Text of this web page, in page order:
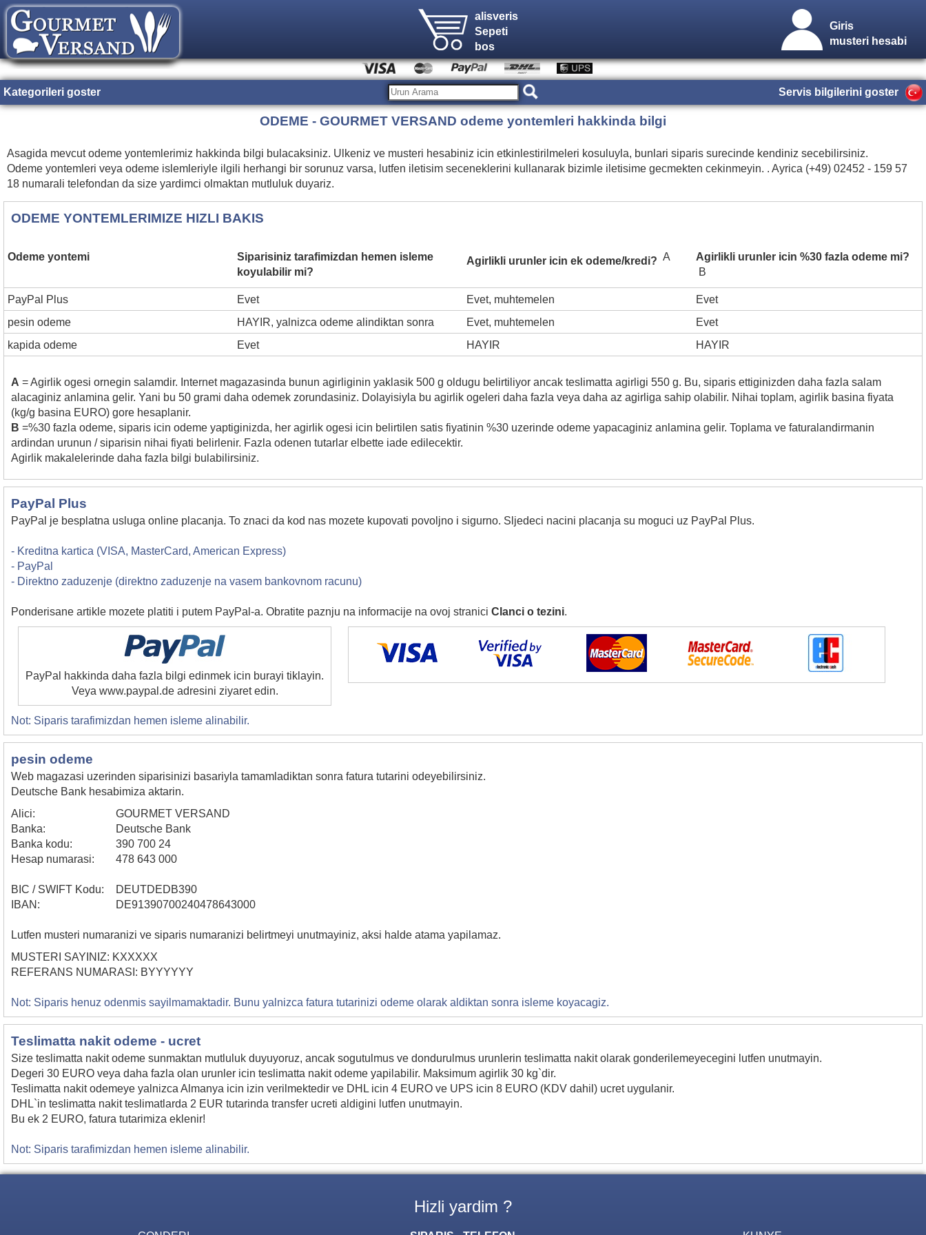
alisveris
Sepeti
bos
Giris
musteri hesabi
Kategorileri goster Servis bilgilerini goster
ODEME - GOURMET VERSAND odeme yontemleri hakkinda bilgi
Asagida mevcut odeme yontemlerimiz hakkinda bilgi bulacaksiniz. Ulkeniz ve musteri hesabiniz icin etkinlestirilmeleri kosuluyla, bunlari siparis surecinde kendiniz secebilirsiniz.
Odeme yontemleri veya odeme islemleriyle ilgili herhangi bir sorunuz varsa, lutfen iletisim seceneklerini kullanarak bizimle iletisime gecmekten cekinmeyin. . Ayrica (+49) 02452 - 159 57
18 numarali telefondan da size yardimci olmaktan mutluluk duyariz.
ODEME YONTEMLERIMIZE HIZLI BAKIS
Odeme yontemi
Siparisiniz tarafimizdan hemen isleme
koyulabilir mi?
Agirlikli urunler icin ek odeme/kredi?A
Agirlikli urunler icin %30 fazla odeme mi?
B
PayPal Plus Evet Evet, muhtemelen
Evet
pesin odeme
HAYIR, yalnizca odeme alindiktan sonra Evet, muhtemelen
Evet
kapida odeme
Evet HAYIR HAYIR
A = Agirlik ogesi ornegin salamdir. Internet magazasinda bunun agirliginin yaklasik 500 g oldugu belirtiliyor ancak teslimatta agirligi 550 g. Bu, siparis ettiginizden daha fazla salam
alacaginiz anlamina gelir. Yani bu 50 grami daha odemek zorundasiniz. Dolayisiyla bu agirlik ogeleri daha fazla veya daha az agirliga sahip olabilir. Nihai toplam, agirlik basina fiyata
(kg/g basina EURO) gore hesaplanir.
B =%30 fazla odeme, siparis icin odeme yaptiginizda, her agirlik ogesi icin belirtilen satis fiyatinin %30 uzerinde odeme yapacaginiz anlamina gelir. Toplama ve faturalandirmanin
ardindan urunun / siparisin nihai fiyati belirlenir. Fazla odenen tutarlar elbette iade edilecektir.
Agirlik makalelerinde daha fazla bilgi bulabilirsiniz.
PayPal Plus
PayPal je besplatna usluga online placanja. To znaci da kod nas mozete kupovati povoljno i sigurno. Sljedeci nacini placanja su moguci uz PayPal Plus.
- Kreditna kartica (VISA, MasterCard, American Express)
- PayPal
- Direktno zaduzenje (direktno zaduzenje na vasem bankovnom racunu)
Ponderisane artikle mozete platiti i putem PayPal-a. Obratite paznju na informacije na ovoj straniciClanci o tezini.
PayPal hakkinda daha fazla bilgi edinmek icin burayi tiklayin.
Veya www.paypal.de adresini ziyaret edin.
Not: Siparis tarafimizdan hemen isleme alinabilir.
pesin odeme
Web magazasi uzerinden siparisinizi basariyla tamamladiktan sonra fatura tutarini odeyebilirsiniz.
Deutsche Bank hesabimiza aktarin.
Alici:
Banka:
Banka kodu:
Hesap numarasi:
BIC / SWIFT Kodu:
IBAN:
GOURMET VERSAND
Deutsche Bank
390 700 24
478 643 000
DEUTDEDB390
DE91390700240478643000
Lutfen musteri numaranizi ve siparis numaranizi belirtmeyi unutmayiniz, aksi halde atama yapilamaz.
MUSTERI SAYINIZ: KXXXXX
REFERANS NUMARASI: BYYYYYY
Not: Siparis henuz odenmis sayilmamaktadir. Bunu yalnizca fatura tutarinizi odeme olarak aldiktan sonra isleme koyacagiz.
Teslimatta nakit odeme - ucret
Size teslimatta nakit odeme sunmaktan mutluluk duyuyoruz, ancak sogutulmus ve dondurulmus urunlerin teslimatta nakit olarak gonderilemeyecegini lutfen unutmayin.
Degeri 30 EURO veya daha fazla olan urunler icin teslimatta nakit odeme yapilabilir. Maksimum agirlik 30 kg`dir.
Teslimatta nakit odemeye yalnizca Almanya icin izin verilmektedir ve DHL icin 4 EURO ve UPS icin 8 EURO (KDV dahil) ucret uygulanir.
DHL`in teslimatta nakit teslimatlarda 2 EUR tutarinda transfer ucreti aldigini lutfen unutmayin.
Bu ek 2 EURO, fatura tutarimiza eklenir!
Not: Siparis tarafimizdan hemen isleme alinabilir.
Hizli yardim ?